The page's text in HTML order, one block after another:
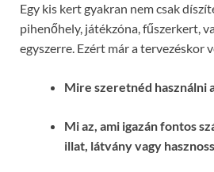
Egy kis kert gyakran nem csak
pihenőhely, játékzóna, fűszerkert,
egyszerre. Ezért már a tervezéskor
Mire szeretnéd használni
Mi az, ami igazán fontos
illat, látvány vagy